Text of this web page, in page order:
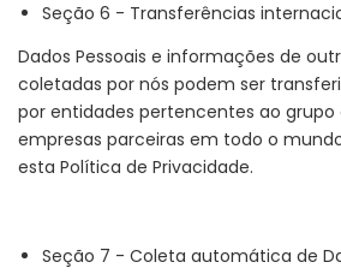
Seção 6 - Transferências
Dados Pessoais e informações de
coletadas por nós podem ser
por entidades pertencentes ao grupo
empresas parceiras em todo o
esta Política de Privacidade.
Seção 7 - Coleta automática de